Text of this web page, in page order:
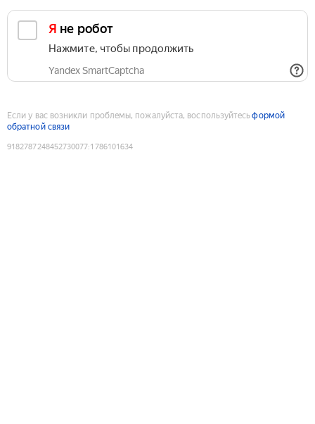
Я не робот
Нажмите, чтобы продолжить
Yandex SmartCaptcha
Если у вас возникли проблемы, пожалуйста, воспользуйтесьформой
обратной связи
9182787248452730077:1786101634